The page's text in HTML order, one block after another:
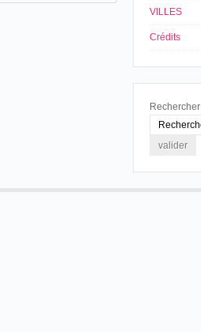
VILLES
Crédits
Rechercher